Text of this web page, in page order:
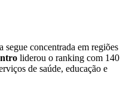
concentrada em regiões
liderou o ranking com 140
de saúde, educação e